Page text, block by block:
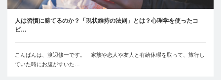
人は習慣に勝てるのか？「現状維持の法則」とは？心理学を使ったコ
ピ…
こんばんは、渡辺修一です。 家族や恋人や友人と有給休暇を取って、旅行し
ていた時にお腹がすいた…